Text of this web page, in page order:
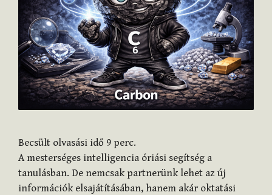
Becsült olvasási idő 9 perc.
A mesterséges intelligencia óriási segítség a
tanulásban. De nemcsak partnerünk lehet az új
információk elsajátításában, hanem akár oktatási